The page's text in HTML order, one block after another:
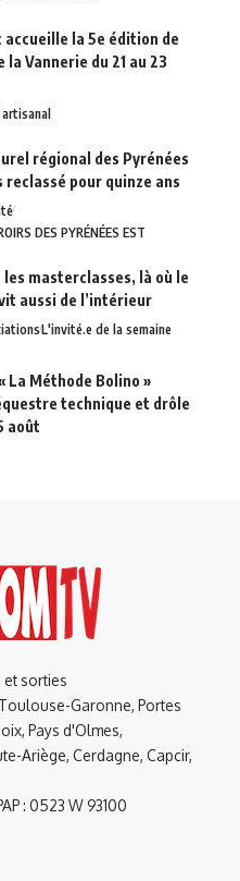
accueille la 5e édition de
la Vannerie du 21 au 23
artisanal
régional des Pyrénées
reclassé pour quinze ans
DES PYRÉNÉES EST
les masterclasses, là où le
aussi de l’intérieur
L'invité.e de la semaine
La Méthode Bolino »
technique et drôle
août
sorties
Garonne, Portes
Pays d'Olmes,
Ariège, Cerdagne, Capcir,
: 0523 W 93100